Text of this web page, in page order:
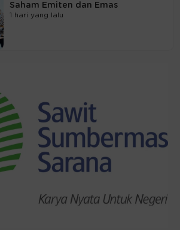
Saham Emiten dan Emas
1 hari yang lalu